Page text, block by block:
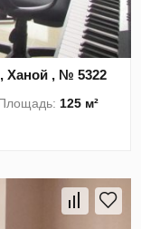
Ханой , № 5322
125 м²